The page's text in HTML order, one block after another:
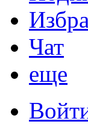
Чат
еще